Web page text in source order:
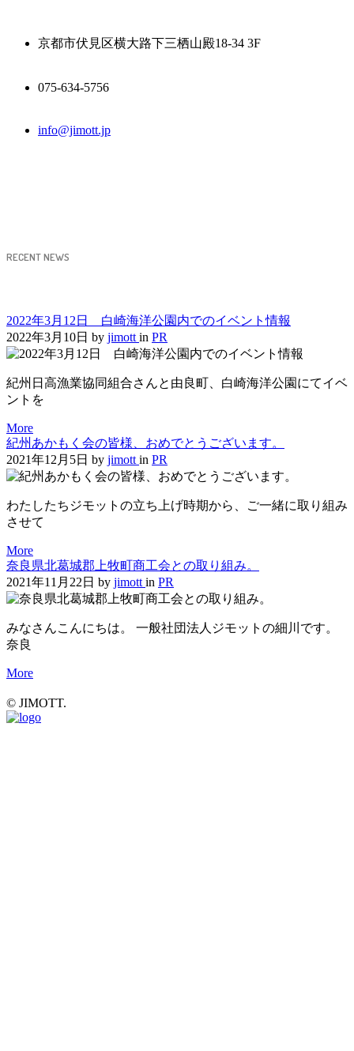
京都市伏見区横大路下三栖山殿18-34 3F
075-634-5756
info@jimott.jp
RECENT NEWS
2022年3月12日 白崎海洋公園内でのイベント情報
2022年3月10日 by jimott in PR
紀州日高漁業協同組合さんと由良町、白崎海洋公園にてイベ
ントを
More
紀州あかもく会の皆様、おめでとうございます。
2021年12月5日 by jimott in PR
わたしたちジモットの立ち上げ時期から、ご一緒に取り組み
させて
More
奈良県北葛城郡上牧町商工会との取り組み。
2021年11月22日 by jimott in PR
みなさんこんにちは。 一般社団法人ジモットの細川です。
奈良
More
© JIMOTT.